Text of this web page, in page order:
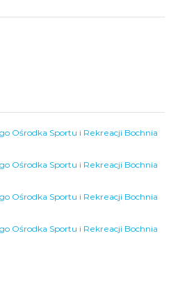
Ośrodka Sportu i Rekreacji Bochnia
Ośrodka Sportu i Rekreacji Bochnia
Ośrodka Sportu i Rekreacji Bochnia
Ośrodka Sportu i Rekreacji Bochnia